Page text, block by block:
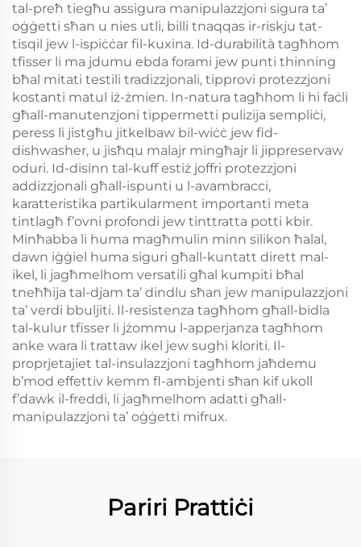
tal-preħ tiegħu assigura manipulazzjoni sigura ta’
oġġetti sħan u nies utli, billi tnaqqas ir-riskju tat-
tisqil jew l-ispiċċar fil-kuxina. Id-durabilità tagħhom
tfisser li ma jdumu ebda forami jew punti thinning
bħal mitati testili tradizzjonali, tipprovi protezzjoni
kostanti matul iż-żmien. In-natura tagħhom li hi faċli
għall-manutenzjoni tippermetti pulizija sempliċi,
peress li jistgħu jitkelbaw bil-wiċċ jew fid-
dishwasher, u jisħqu malajr mingħajr li jippreservaw
oduri. Id-disinn tal-kuff estiż joffri protezzjoni
addizzjonali għall-ispunti u l-avambracci,
karatteristika partikularment importanti meta
tintlagħ f’ovni profondi jew tinttratta potti kbir.
Minħabba li huma magħmulin minn silikon ħalal,
dawn iġġiel huma siguri għall-kuntatt dirett mal-
ikel, li jagħmelhom versatili għal kumpiti bħal
tneħħija tal-djam ta’ dindlu sħan jew manipulazzjoni
ta’ verdi bbuljiti. Il-resistenza tagħhom għall-bidla
tal-kulur tfisser li jżommu l-apperjanza tagħhom
anke wara li trattaw ikel jew sughi kloriti. Il-
proprjetajiet tal-insulazzjoni tagħhom jaħdemu
b’mod effettiv kemm fl-ambjenti sħan kif ukoll
f’dawk il-freddi, li jagħmelhom adatti għall-
manipulazzjoni ta’ oġġetti mifrux.
Pariri Prattiċi